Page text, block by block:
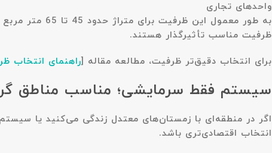
واحدهای تجاری
به طور معمول این ظرفیت برای متراژ حدود 45 تا 65 متر مربع
ظرفیت مناسب تأثیرگذار هستند.
برای انتخاب دقیق‌تر ظرفیت، مطالعه مقاله [راهنمای انتخاب
سیستم فقط سرمایشی؛ مناسب مناطق
اگر در منطقه‌ای با زمستان‌های معتدل زندگی می‌کنید یا
انتخاب اقتصادی‌تری باشد.